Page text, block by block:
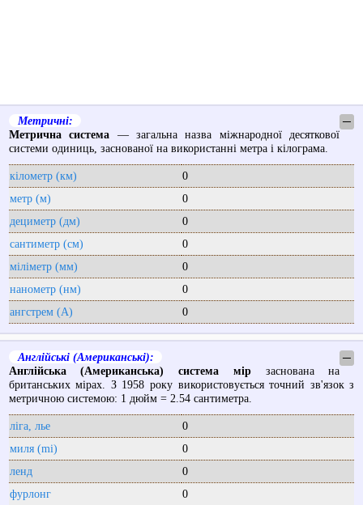
Метричні:
─
Метрична система — загальна назва міжнародної десяткової
системи одиниць, заснованої на використанні метра і кілограма.
кілометр (км)
0
метр (м)
0
дециметр (дм)
0
сантиметр (см)
0
міліметр (мм)
0
нанометр (нм)
0
ангстрем (А)
0
Англійські (Американські):
─
Англійська (Американська) система мірзаснована на
британських мірах. З 1958 року використовується точний зв'язок з
метричною системою: 1 дюйм = 2.54 сантиметра.
ліга, лье
0
миля (mi)
0
ленд
0
фурлонг
0